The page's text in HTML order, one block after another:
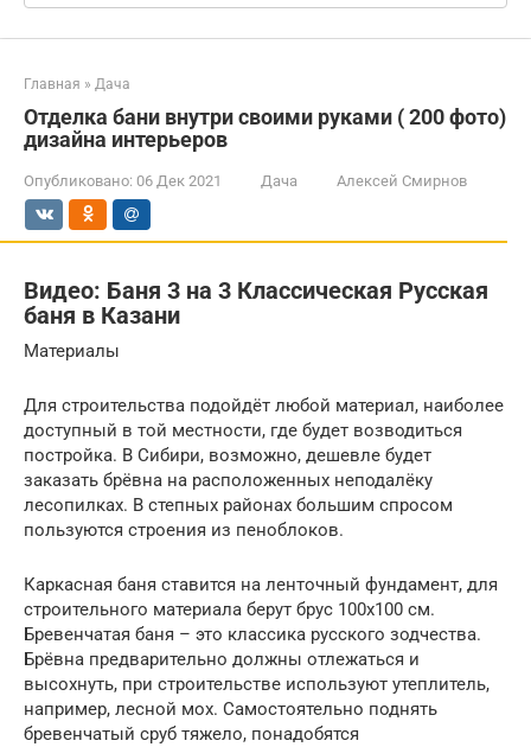
Главная » Дача
Отделка бани внутри своими руками ( 200 фото)
дизайна интерьеров
Опубликовано: 06 Дек 2021 Дача Алексей Смирнов
Видео: Баня 3 на 3 Классическая Русская
баня в Казани
Материалы
Для строительства подойдёт любой материал, наиболее
доступный в той местности, где будет возводиться
постройка. В Сибири, возможно, дешевле будет
заказать брёвна на расположенных неподалёку
лесопилках. В степных районах большим спросом
пользуются строения из пеноблоков.
Каркасная баня ставится на ленточный фундамент, для
строительного материала берут брус 100х100 см.
Бревенчатая баня – это классика русского зодчества.
Брёвна предварительно должны отлежаться и
высохнуть, при строительстве используют утеплитель,
например, лесной мох. Самостоятельно поднять
бревенчатый сруб тяжело, понадобятся